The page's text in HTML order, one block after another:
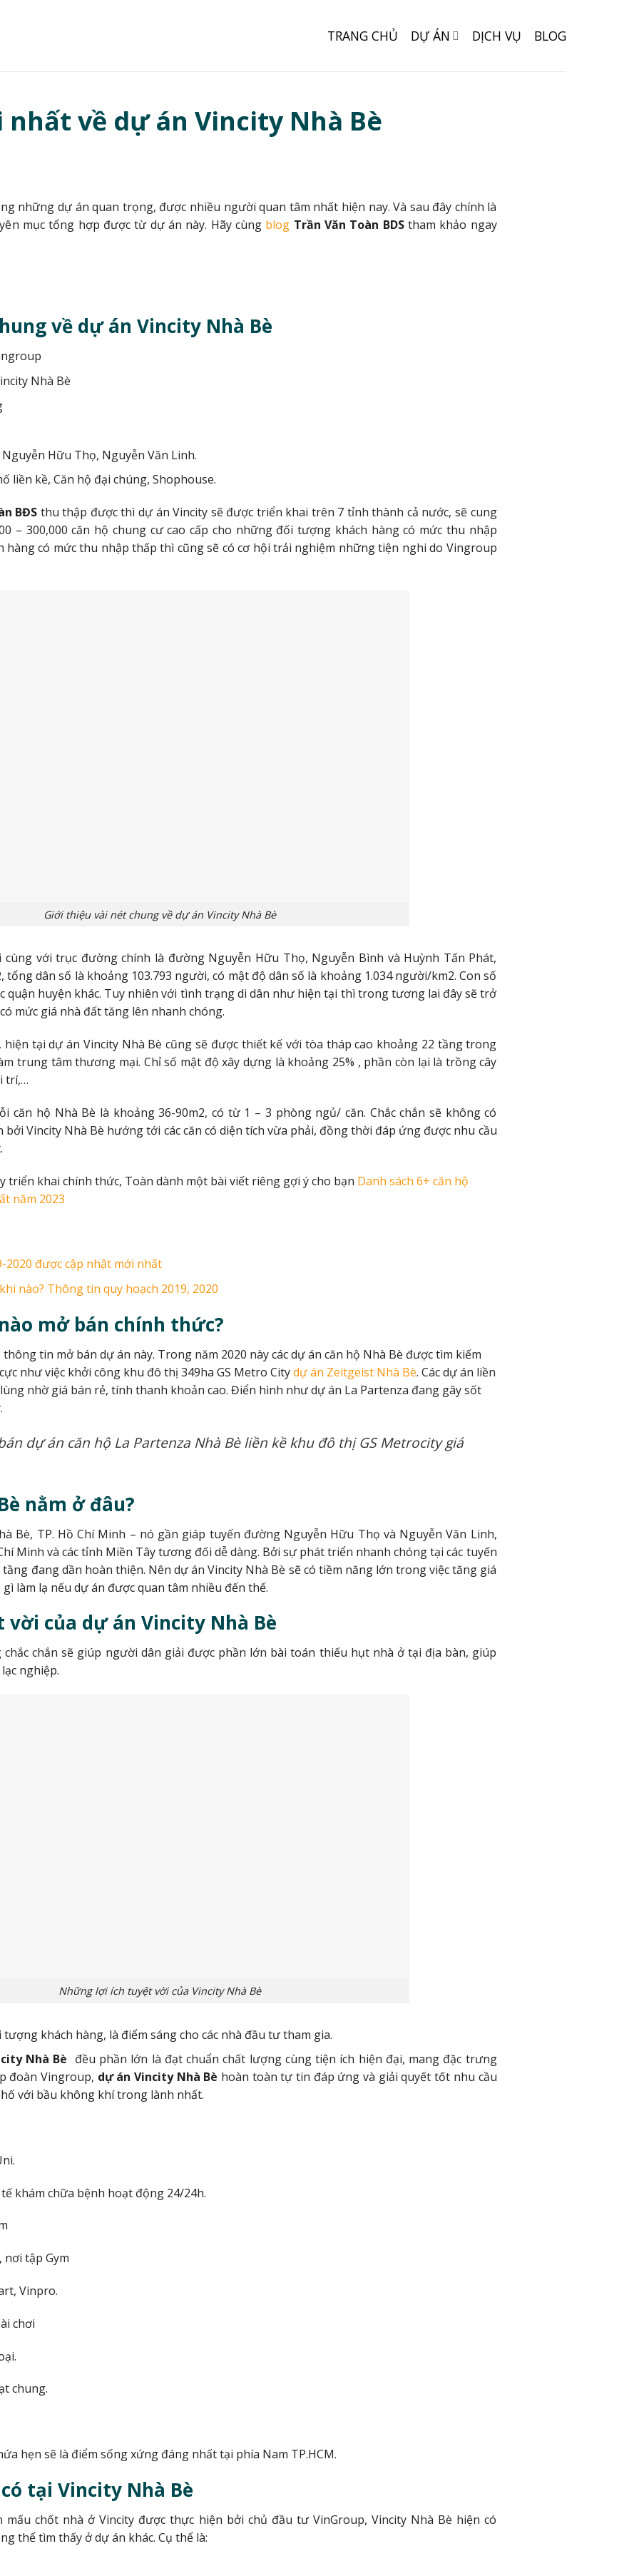
TRANG CHỦ DỰ ÁN DỊCH VỤ BLOG
về dự án Vincity Nhà Bè
những dự án quan trọng, được nhiều người quan tâm nhất hiện nay. Và sau đây chính là
mục tổng hợp được từ dự án này. Hãy cùng blog Trần Văn Toàn BDS tham khảo ngay
về dự án Vincity Nhà Bè
Nhà Bè
Hữu Thọ, Nguyễn Văn Linh.
liền kề, Căn hộ đại chúng, Shophouse.
BĐS thu thập được thì dự án Vincity sẽ được triển khai trên 7 tỉnh thành cả nước, sẽ cung
– 300,000 căn hộ chung cư cao cấp cho những đối tượng khách hàng có mức thu nhập
hàng có mức thu nhập thấp thì cũng sẽ có cơ hội trải nghiệm những tiện nghi do Vingroup
Giới thiệu vài nét chung về dự án Vincity Nhà Bè
với trục đường chính là đường Nguyễn Hữu Thọ, Nguyễn Bình và Huỳnh Tấn Phát,
dân số là khoảng 103.793 người, có mật độ dân số là khoảng 1.034 người/km2. Con số
quận huyện khác. Tuy nhiên với tình trạng di dân như hiện tại thì trong tương lai đây sẽ trở
mức giá nhà đất tăng lên nhanh chóng.
hiện tại dự án Vincity Nhà Bè cũng sẽ được thiết kế với tòa tháp cao khoảng 22 tầng trong
trung tâm thương mại. Chỉ số mật độ xây dựng là khoảng 25% , phần còn lại là trồng cây
trí,…
căn hộ Nhà Bè là khoảng 36-90m2, có từ 1 – 3 phòng ngủ/ căn. Chắc chắn sẽ không có
bởi Vincity Nhà Bè hướng tới các căn có diện tích vừa phải, đồng thời đáp ứng được nhu cầu
triển khai chính thức, Toàn dành một bài viết riêng gợi ý cho bạn Danh sách 6+ căn hộ
năm 2023
2020 được cập nhật mới nhất
nào? Thông tin quy hoạch 2019, 2020
mở bán chính thức?
tin mở bán dự án này. Trong năm 2020 này các dự án căn hộ Nhà Bè được tìm kiếm
như việc khởi công khu đô thị 349ha GS Metro Citydự án Zeitgeist Nhà Bè. Các dự án liền
nhờ giá bán rẻ, tính thanh khoản cao. Điển hình như dự án La Partenza đang gây sốt
dự án căn hộ La Partenza Nhà Bè liền kề khu đô thị GS Metrocity giá
nằm ở đâu?
Bè, TP. Hồ Chí Minh – nó gần giáp tuyến đường Nguyễn Hữu Thọ và Nguyễn Văn Linh,
Minh và các tỉnh Miền Tây tương đối dễ dàng. Bởi sự phát triển nhanh chóng tại các tuyến
đang dần hoàn thiện. Nên dự án Vincity Nhà Bè sẽ có tiềm năng lớn trong việc tăng giá
làm lạ nếu dự án được quan tâm nhiều đến thế.
của dự án Vincity Nhà Bè
chắc chắn sẽ giúp người dân giải được phần lớn bài toán thiếu hụt nhà ở tại địa bàn, giúp
nghiệp.
Những lợi ích tuyệt vời của Vincity Nhà Bè
khách hàng, là điểm sáng cho các nhà đầu tư tham gia.
Nhà Bè đều phần lớn là đạt chuẩn chất lượng cùng tiện ích hiện đại, mang đặc trưng
đoàn Vingroup, dự án Vincity Nhà Bè hoàn toàn tự tin đáp ứng và giải quyết tốt nhu cầu
với bầu không khí trong lành nhất.
khám chữa bệnh hoạt động 24/24h.
nơi tập Gym
Vinpro.
chơi
chung.
hẹn sẽ là điểm sống xứng đáng nhất tại phía Nam TP.HCM.
tại Vincity Nhà Bè
chốt nhà ở Vincity được thực hiện bởi chủ đầu tư VinGroup, Vincity Nhà Bè hiện có
thể tìm thấy ở dự án khác. Cụ thể là: